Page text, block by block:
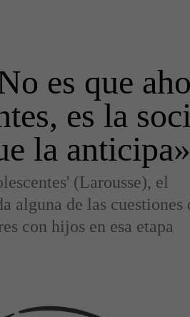
es que
es la
la anticipa»
(Larousse), el
alguna de las cuestiones
con hijos en esa etapa